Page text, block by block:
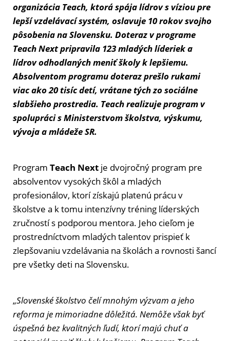
organizácia Teach, ktorá spája lídrov s víziou pre
lepší vzdelávací systém, oslavuje 10 rokov svojho
pôsobenia na Slovensku. Doteraz v programe
Teach Next pripravila 123 mladých líderiek a
lídrov odhodlaných meniť školy k lepšiemu.
Absolventom programu doteraz prešlo rukami
viac ako 20 tisíc detí, vrátane tých zo sociálne
slabšieho prostredia. Teach realizuje program v
spolupráci s Ministerstvom školstva, výskumu,
vývoja a mládeže SR.
Program Teach Next je dvojročný program pre
absolventov vysokých škôl a mladých
profesionálov, ktorí získajú platenú prácu v
školstve a k tomu intenzívny tréning líderských
zručností s podporou mentora. Jeho cieľom je
prostredníctvom mladých talentov prispieť k
zlepšovaniu vzdelávania na školách a rovnosti šancí
pre všetky deti na Slovensku.
„Slovenské školstvo čelí mnohým výzvam a jeho
reforma je mimoriadne dôležitá. Nemôže však byť
úspešná bez kvalitných ľudí, ktorí majú chuť a